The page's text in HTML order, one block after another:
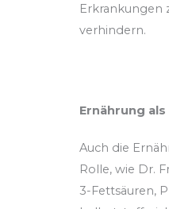
Erkrankungen
verhindern.
Ernährung
Auch die
Rolle, wie Dr.
3-Fettsäuren,